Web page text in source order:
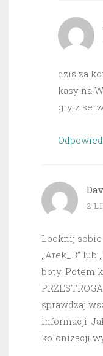
dzis za
kasy na
gry z
2
Looknij
,,Arek_B” lub
boty. Potem
sprawdzaj
informacji.
kolonizacji